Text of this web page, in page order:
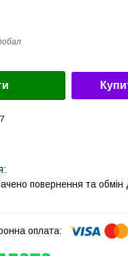
повернення та обмін